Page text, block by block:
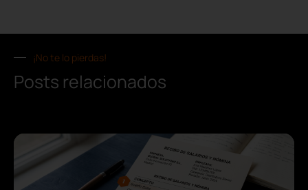
¡No te lo pierdas!
Posts relacionados